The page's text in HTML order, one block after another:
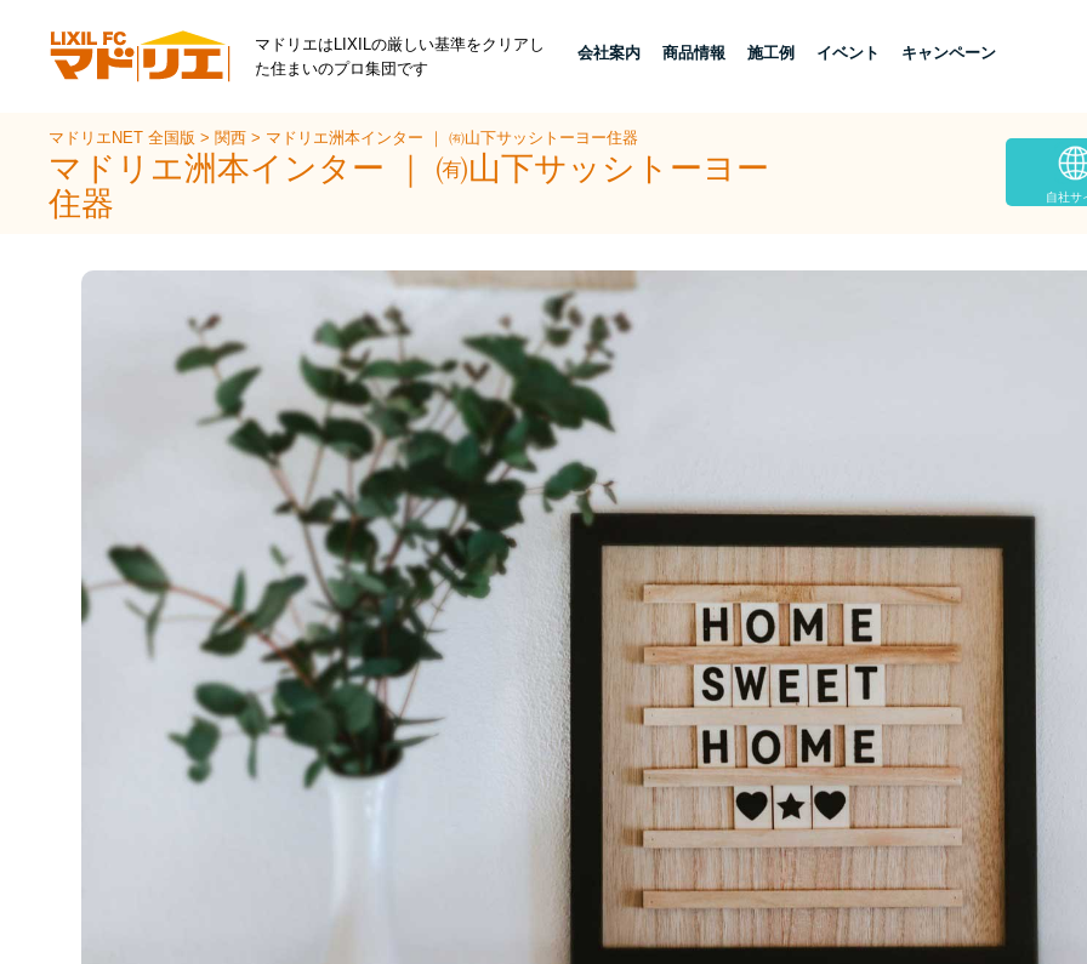
マドリエはLIXILの厳しい基準をクリアし
た住まいのプロ集団です
会社案内 商品情報 施工例 イベント キャンペーン
マドリエNET 全国版> 関西> マドリエ洲本インター ｜ ㈲山下サッシトーヨー住器
マドリエ洲本インター ｜ ㈲山下サッシトーヨー
住器
自社サ